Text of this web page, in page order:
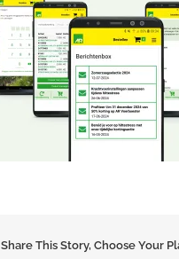
Share This Story, Choose Your